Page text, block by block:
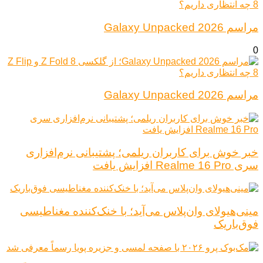
مراسم Galaxy Unpacked 2026
0
مراسم Galaxy Unpacked 2026
خبر خوش برای کاربران ریلمی؛ پشتیبانی نرم‌افزاری
سری Realme 16 Pro افزایش یافت
مینی‌هیولای وان‌پلاس می‌آید؛ با خنک‌کننده مغناطیسی
فوق‌باریک